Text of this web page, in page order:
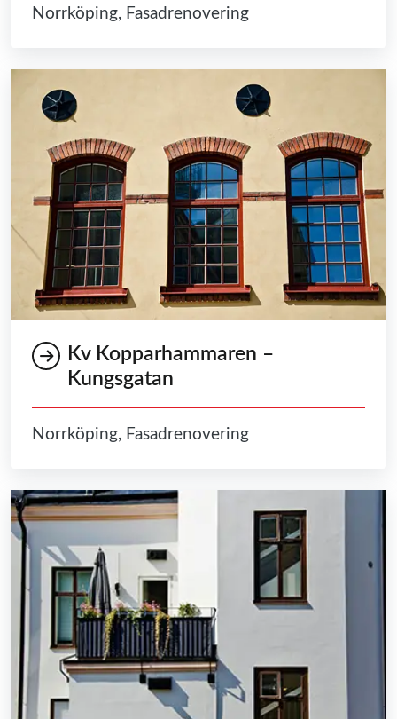
Norrköping, Fasadrenovering
Kv Kopparhammaren –
Kungsgatan
Norrköping, Fasadrenovering